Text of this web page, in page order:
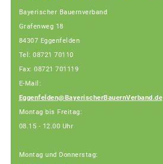
Bayerischer Bauernverband
Grafenweg 18
84307 Eggenfelden
Tel: 08721 70110
Fax: 08721 701119
E-Mail:
Eggenfelden@BayerischerBauernVerband.de
Montag bis Freitag:
08.15 - 12.00 Uhr
Montag und Donnerstag: